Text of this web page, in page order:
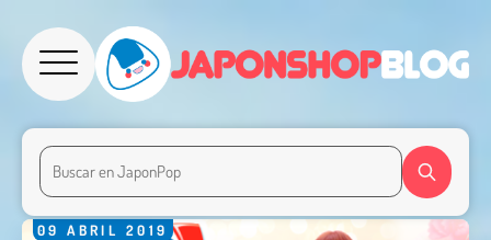
09 ABRIL 2019